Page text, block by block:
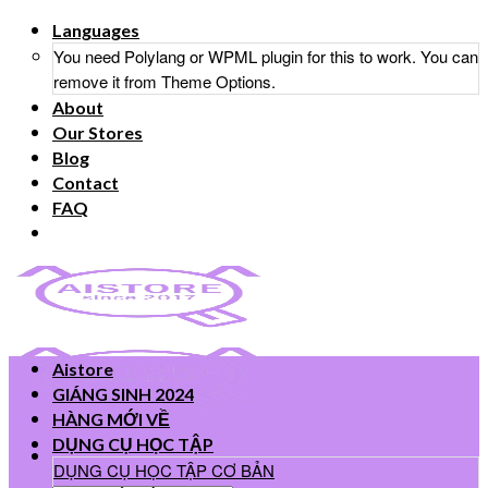
Skip
content
Languages
You need Polylang or WPML plugin for this to work. You can
remove it from Theme Options.
About
Our Stores
Blog
Contact
FAQ
Aistore
GIÁNG SINH 2024
HÀNG MỚI VỀ
DỤNG CỤ HỌC TẬP
DỤNG CỤ HỌC TẬP CƠ BẢN